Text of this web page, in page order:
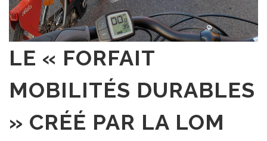
LE « FORFAIT
MOBILITÉS DURABLES
» CRÉÉ PAR LA LOM